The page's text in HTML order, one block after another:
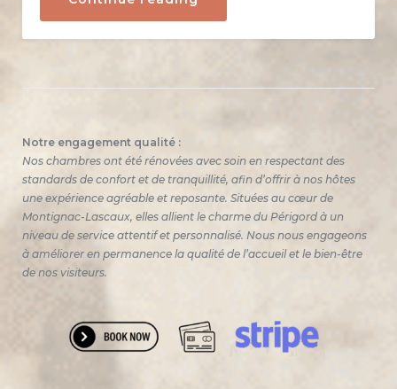
de
Montignac-
Chambres
de
l’Atelier »
Notre engagement qualité :
Nos chambres ont été rénovées avec soin en respectant des
standards de confort et de tranquillité, afin d’offrir à nos hôtes
une expérience agréable et reposante. Situées au cœur de
Montignac-Lascaux, elles allient le charme du Périgord à un
niveau de service attentif et personnalisé. Nous nous engageons
à améliorer en permanence la qualité de l’accueil et le bien-être
de nos visiteurs.